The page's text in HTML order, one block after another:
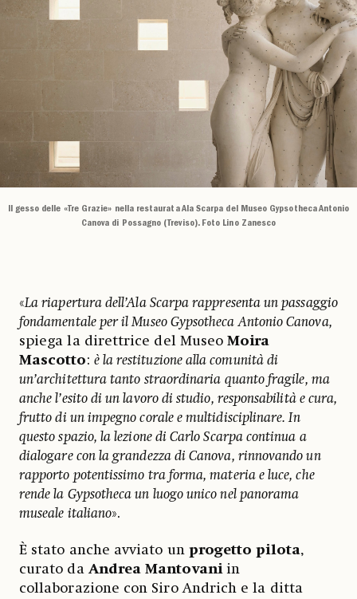
Il gesso delle «Tre Grazie» nella restaurata Ala Scarpa del Museo Gypsotheca Antonio
Canova di Possagno (Treviso). Foto Lino Zanesco
«La riapertura dell’Ala Scarpa rappresenta un passaggio
fondamentale per il Museo Gypsotheca Antonio Canova,
spiega la direttrice del MuseoMoira
Mascotto: è la restituzione alla comunità di
un’architettura tanto straordinaria quanto fragile, ma
anche l’esito di un lavoro di studio, responsabilità e cura,
frutto di un impegno corale e multidisciplinare. In
questo spazio, la lezione di Carlo Scarpa continua a
dialogare con la grandezza di Canova, rinnovando un
rapporto potentissimo tra forma, materia e luce, che
rende la Gypsotheca un luogo unico nel panorama
museale italiano».
È stato anche avviato un progetto pilota,
curato da Andrea Mantovaniin
collaborazione con Siro Andrich e la ditta